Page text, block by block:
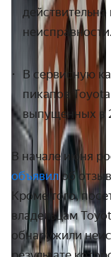
неисправности.
В сервисную
пикапов
выпущенных в
В начале июня
объявилоб
Кроме того,
владельцам
обнаружили